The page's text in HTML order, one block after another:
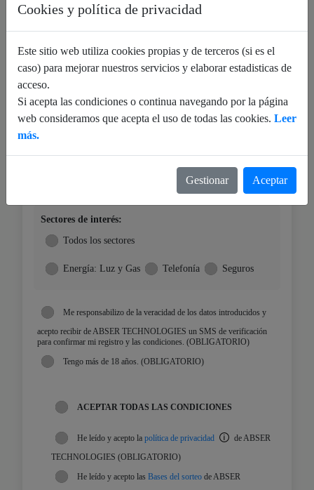
Sectores de interés:
Todos los sectores
Energía: Luz y Gas Telefonía Seguros
Me responsabilizo de la veracidad de los datos introducidos y
acepto recibir de ABSER TECHNOLOGIES un SMS de verificación
para confirmar mi registro y las condiciones. (OBLIGATORIO)
Tengo más de 18 años. (OBLIGATORIO)
ACEPTAR TODAS LAS CONDICIONES
He leído y acepto la política de privacidad
de ABSER
TECHNOLOGIES (OBLIGATORIO)
He leído y acepto las Bases del sorteo de ABSER
Cookies y política de privacidad
Este sitio web utiliza cookies propias y de terceros (si es el
caso) para mejorar nuestros servicios y elaborar estadisticas de
acceso.
Si acepta las condiciones o continua navegando por la página
web consideramos que acepta el uso de todas las cookies. Leer
más.
Gestionar Aceptar